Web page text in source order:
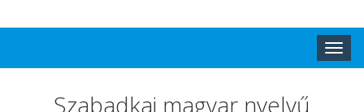
Toggle
Szabadkai magyar nyelvű